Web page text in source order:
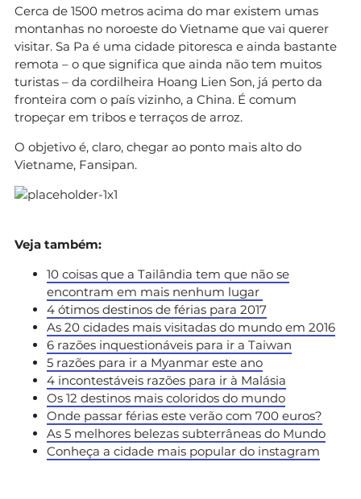
Cerca de 1500 metros acima do mar existem umas
montanhas no noroeste do Vietname que vai querer
visitar. Sa Pa é uma cidade pitoresca e ainda bastante
remota – o que significa que ainda não tem muitos
turistas – da cordilheira Hoang Lien Son, já perto da
fronteira com o país vizinho, a China. É comum
tropeçar em tribos e terraços de arroz.
O objetivo é, claro, chegar ao ponto mais alto do
Vietname, Fansipan.
Veja também:
10 coisas que a Tailândia tem que não se
encontram em mais nenhum lugar
4 ótimos destinos de férias para 2017
As 20 cidades mais visitadas do mundo em 2016
6 razões inquestionáveis para ir a Taiwan
5 razões para ir a Myanmar este ano
4 incontestáveis razões para ir à Malásia
Os 12 destinos mais coloridos do mundo
Onde passar férias este verão com 700 euros?
As 5 melhores belezas subterrâneas do Mundo
Conheça a cidade mais popular do instagram